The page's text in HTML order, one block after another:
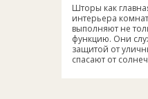
Шторы как
интерьера
выполняют не
функцию. Они
защитой от
спасают от